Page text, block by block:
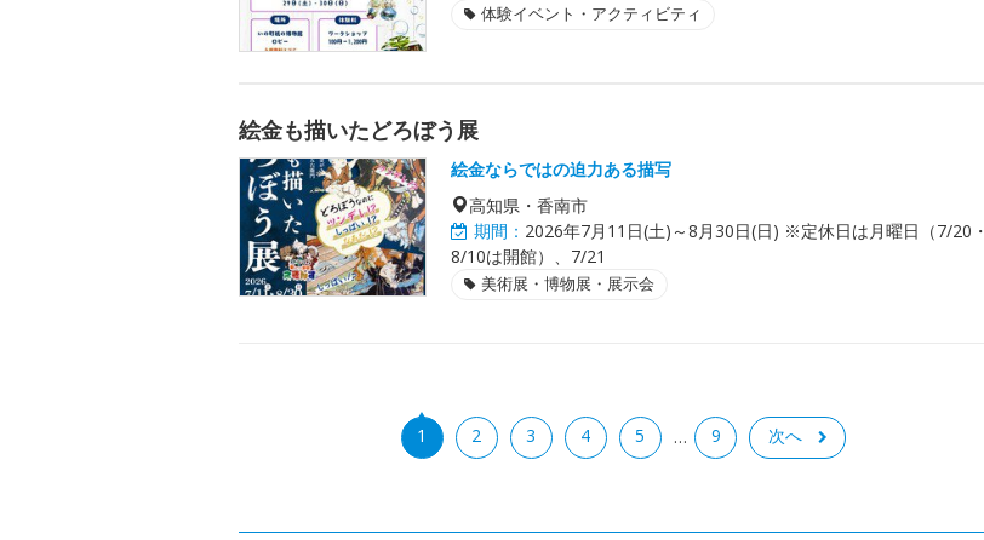
体験イベント・アクティビティ
絵金も描いたどろぼう展
絵金ならではの迫力ある描写
高知県・香南市
期間： 2026年7月11日(土)～8月30日(日) ※定休日は月曜日（7/20・
8/10は開館）、7/21
美術展・博物展・展示会
1 2 3 4 5 … 9 次へ